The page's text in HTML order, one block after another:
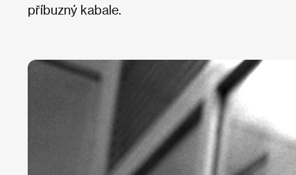
příbuzný kabale.